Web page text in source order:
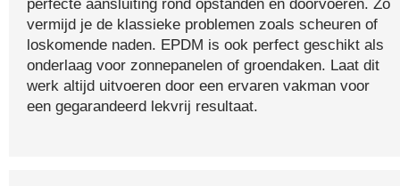
perfecte aansluiting rond opstanden en doorvoeren. Zo
vermijd je de klassieke problemen zoals scheuren of
loskomende naden. EPDM is ook perfect geschikt als
onderlaag voor zonnepanelen of groendaken. Laat dit
werk altijd uitvoeren door een ervaren vakman voor
een gegarandeerd lekvrij resultaat.